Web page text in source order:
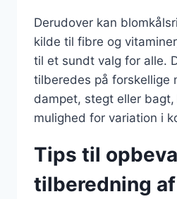
Derudover kan
kilde til fibre og
til et sundt valg for alle.
tilberedes på forskellige
dampet, stegt eller
mulighed for variation i
Tips til
tilberedning af